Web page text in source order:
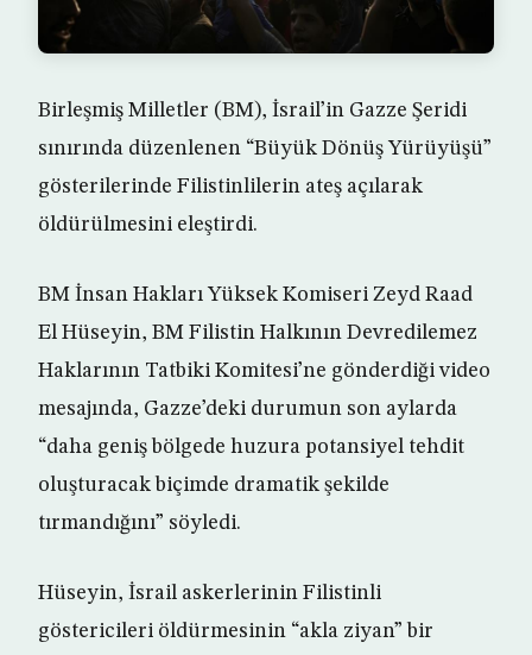
Birleşmiş Milletler (BM), İsrail’in Gazze Şeridi
sınırında düzenlenen “Büyük Dönüş Yürüyüşü”
gösterilerinde Filistinlilerin ateş açılarak
öldürülmesini eleştirdi.
BM İnsan Hakları Yüksek Komiseri Zeyd Raad
El Hüseyin, BM Filistin Halkının Devredilemez
Haklarının Tatbiki Komitesi’ne gönderdiği video
mesajında, Gazze’deki durumun son aylarda
“daha geniş bölgede huzura potansiyel tehdit
oluşturacak biçimde dramatik şekilde
tırmandığını” söyledi.
Hüseyin, İsrail askerlerinin Filistinli
göstericileri öldürmesinin “akla ziyan” bir